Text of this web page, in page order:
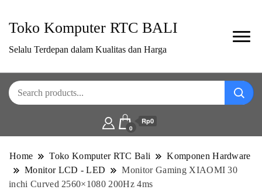
Toko Komputer RTC BALI
Selalu Terdepan dalam Kualitas dan Harga
0
Rp0
Home Toko Komputer RTC Bali
Komponen Hardware
Monitor LCD - LED
Monitor Gaming XIAOMI 30
inchi Curved 2560×1080 200Hz 4ms